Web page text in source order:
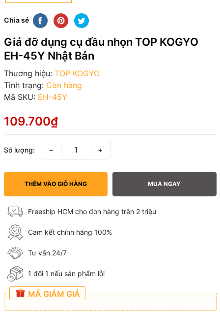
Chia sẻ
Giá đỡ dụng cụ đầu nhọn TOP KOGYO
EH-45Y Nhật Bản
Thương hiệu: TOP KOGYO
Tình trạng: Còn hàng
Mã SKU: EH-45Y
109.700₫
Số lượng: − +
THÊM VÀO GIỎ HÀNG MUA NGAY
Freeship HCM cho đơn hàng trên 2 triệu
Cam kết chính hãng 100%
Tư vấn 24/7
1 đổi 1 nếu sản phẩm lỗi
MÃ GIẢM GIÁ